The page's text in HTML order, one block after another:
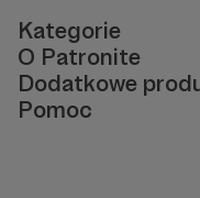
Kategorie
O Patronite
Dodatkowe
Pomoc